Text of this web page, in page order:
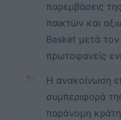
παρεμβάσεις
παικτών και
Basket μετά
πρωτοφανείς
✨
Η ανακοίνωση
συμπεριφορά
παράνομη